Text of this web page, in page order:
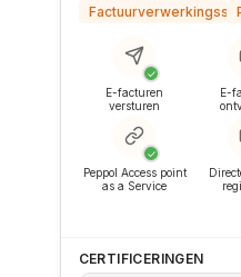
✓
E-facturen
versturen
E-
✓
Peppol Access point
as a Service
CERTIFICERINGEN